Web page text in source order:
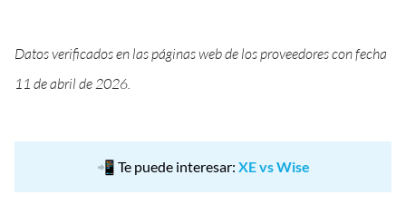
Datos verificados en las páginas web de los proveedores con fecha
11 de abril de 2026.
📲 Te puede interesar: XE vs Wise